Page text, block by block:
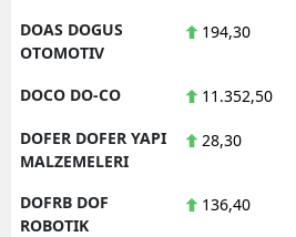
DOAS DOGUS
OTOMOTIV
194,30
DOCO DO-CO 11.352,50
DOFER DOFER YAPI
MALZEMELERI
28,30
DOFRB DOF
ROBOTIK
136,40